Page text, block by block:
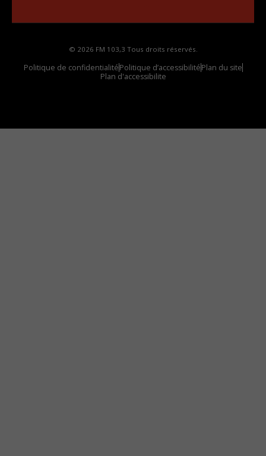
© 2026 FM 103,3 Tous droits réservés.
Politique de confidentialitéPolitique d’accessibilitéPlan du site
Plan d'accessibilite